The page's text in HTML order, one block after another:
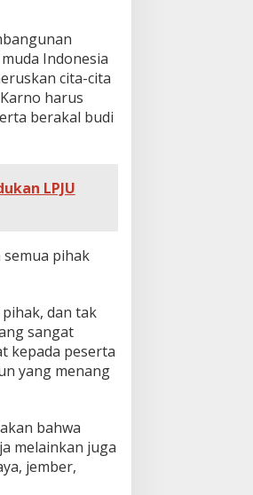
Indonesia
cita-cita
harus
berakal budi
LPJU
pihak
dan tak
sangat
kepada peserta
yang menang
bahwa
melainkan juga
jember,